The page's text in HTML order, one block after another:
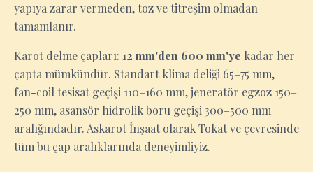
yapıya zarar vermeden, toz ve titreşim olmadan
tamamlanır.
Karot delme çapları: 12 mm'den 600 mm'ye kadar her
çapta mümkündür. Standart klima deliği 65–75 mm,
fan-coil tesisat geçişi 110–160 mm, jeneratör egzoz 150–
250 mm, asansör hidrolik boru geçişi 300–500 mm
aralığındadır. Askarot İnşaat olarak Tokat ve çevresinde
tüm bu çap aralıklarında deneyimliyiz.